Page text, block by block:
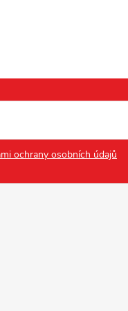
ochrany osobních údajů